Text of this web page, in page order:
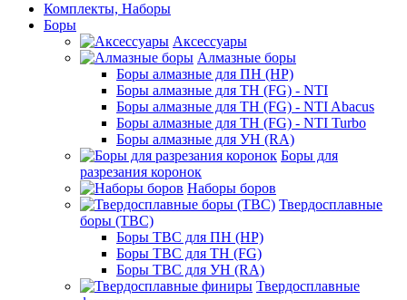
Комплекты, Наборы
Боры
Аксессуары
Алмазные боры
Боры алмазные для ПН (HP)
Боры алмазные для ТН (FG) - NTI
Боры алмазные для ТН (FG) - NTI Abacus
Боры алмазные для ТН (FG) - NTI Turbo
Боры алмазные для УН (RA)
Боры для
разрезания коронок
Наборы боров
Твердосплавные
боры (ТВС)
Боры ТВС для ПН (HP)
Боры ТВС для ТН (FG)
Боры ТВС для УН (RA)
Твердосплавные